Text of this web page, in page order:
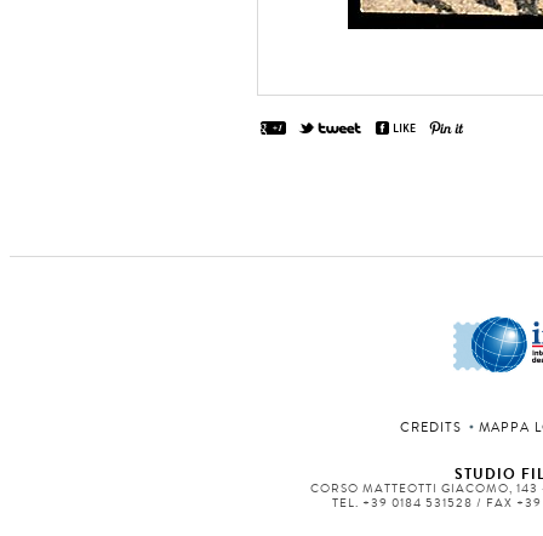
CREDITS MAPPA
STUDIO
CORSO MATTEOTTI GIACOMO,
TEL. +39 0184 531528 / FAX